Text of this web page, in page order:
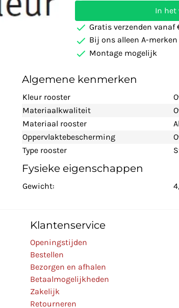
In
Gratis verzenden vanaf
Bij ons alleen A-
Montage mogelijk
Algemene kenmerken
Kleur rooster
Materiaalkwaliteit
Materiaal rooster
Oppervlaktebescherming
Type rooster
Fysieke eigenschappen
Gewicht:
Klantenservice
Openingstijden
Bestellen
Bezorgen en afhalen
Betaalmogelijkheden
Zakelijk
Retourneren